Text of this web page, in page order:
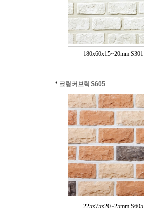
180x60x15~20mm S301
* 크링커브릭 S605
225x75x20~25mm S605